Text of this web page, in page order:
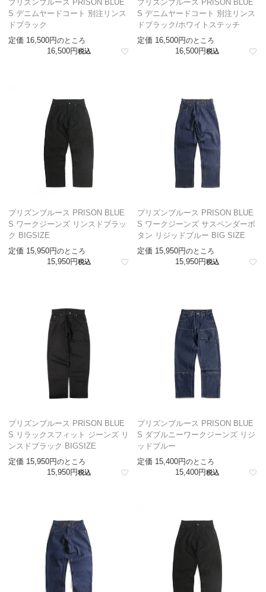
プリズンブルース PRISON BLUE
S デニムヤードコート 別注リンス
ドブラック
定価 16,500 のところ
16,500 税込
プリズンブルース PRISON BLUE
S デニムヤードコート 別注リンス
ドブラック/ホワイトステッチ
定価 16,500 のところ
16,500 税込
プリズンブルース PRISON BLUE
S ワークジーンズ リンスドブラッ
ク BIGSIZE
定価 15,950 のところ
15,950 税込
プリズンブルース PRISON BLUE
S ワークジーンズ サスペンダーボ
タン リジッドブルー BIG SIZE
定価 15,950 のところ
15,950 税込
プリズンブルース PRISON BLUE
S リラックスフィット ジーンズ リ
ンスドブラック BIGSIZE
定価 15,950 のところ
15,950 税込
プリズンブルース PRISON BLUE
S ダブルニーワークジーンズ リジ
ッドブルー
定価 15,400 のところ
15,400 税込